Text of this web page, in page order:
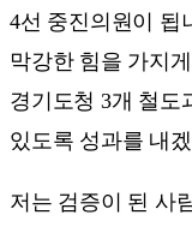
4선 중진의원이 됩
막강한 힘을 가지
경기도청 3개 철도
있도록 성과를 내
저는 검증이 된 사